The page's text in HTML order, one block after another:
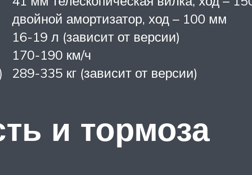
двойной амортизатор, ход – 100 мм
16-19 л (зависит от версии)
170-190 км/ч
289-335 кг (зависит от версии)
и тормоза